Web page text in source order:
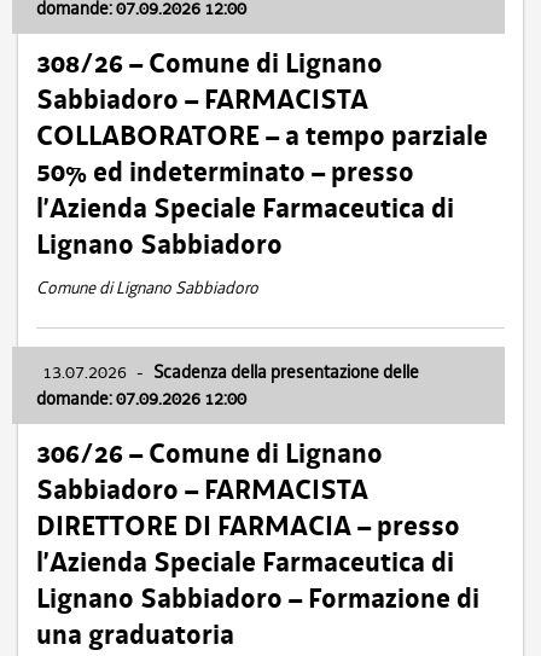
domande: 07.09.2026 12:00
308/26 – Comune di Lignano
Sabbiadoro – FARMACISTA
COLLABORATORE – a tempo parziale
50% ed indeterminato – presso
l’Azienda Speciale Farmaceutica di
Lignano Sabbiadoro
Comune di Lignano Sabbiadoro
13.07.2026 - Scadenza della presentazione delle
domande: 07.09.2026 12:00
306/26 – Comune di Lignano
Sabbiadoro – FARMACISTA
DIRETTORE DI FARMACIA – presso
l’Azienda Speciale Farmaceutica di
Lignano Sabbiadoro – Formazione di
una graduatoria